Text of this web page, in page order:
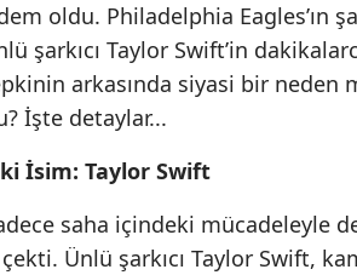
oldu. Philadelphia Eagles’ın
şarkıcı Taylor Swift’in
arkasında siyasi bir neden
İşte detaylar...
İsim: Taylor Swift
saha içindeki mücadeleyle
Ünlü şarkıcı Taylor Swift,